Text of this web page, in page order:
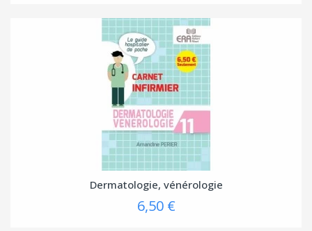
Dermatologie, vénérologie
6,50 €